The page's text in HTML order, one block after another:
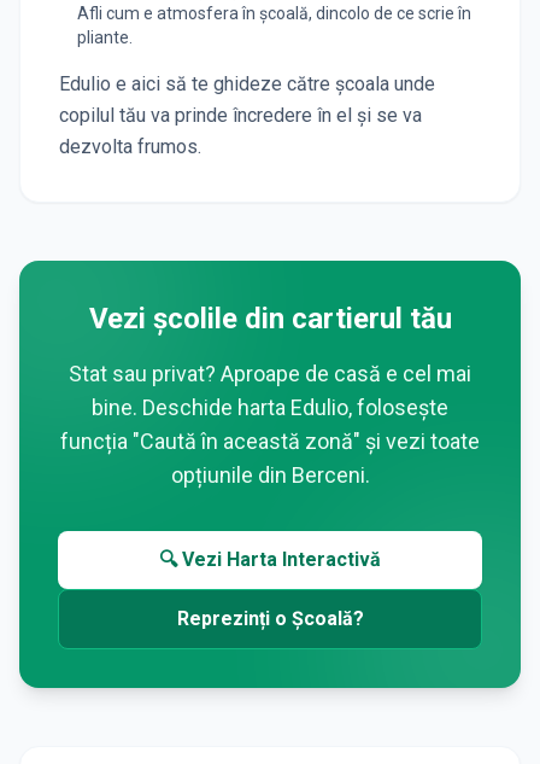
Afli cum e atmosfera în școală, dincolo de ce scrie în
pliante.
Edulio e aici să te ghideze către școala unde
copilul tău va prinde încredere în el și se va
dezvolta frumos.
Vezi școlile din cartierul tău
Stat sau privat? Aproape de casă e cel mai
bine. Deschide harta Edulio, folosește
funcția "Caută în această zonă" și vezi toate
opțiunile din Berceni.
🔍 Vezi Harta Interactivă
Reprezinți o Școală?